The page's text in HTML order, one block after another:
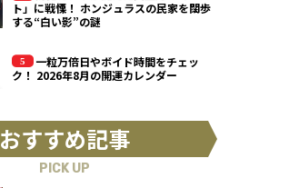
ト」に戦慄！ ホンジュラスの民家を闊歩
する“白い影”の謎
一粒万倍日やボイド時間をチェッ
ク！ 2026年8月の開運カレンダー
おすすめ記事
PICK UP